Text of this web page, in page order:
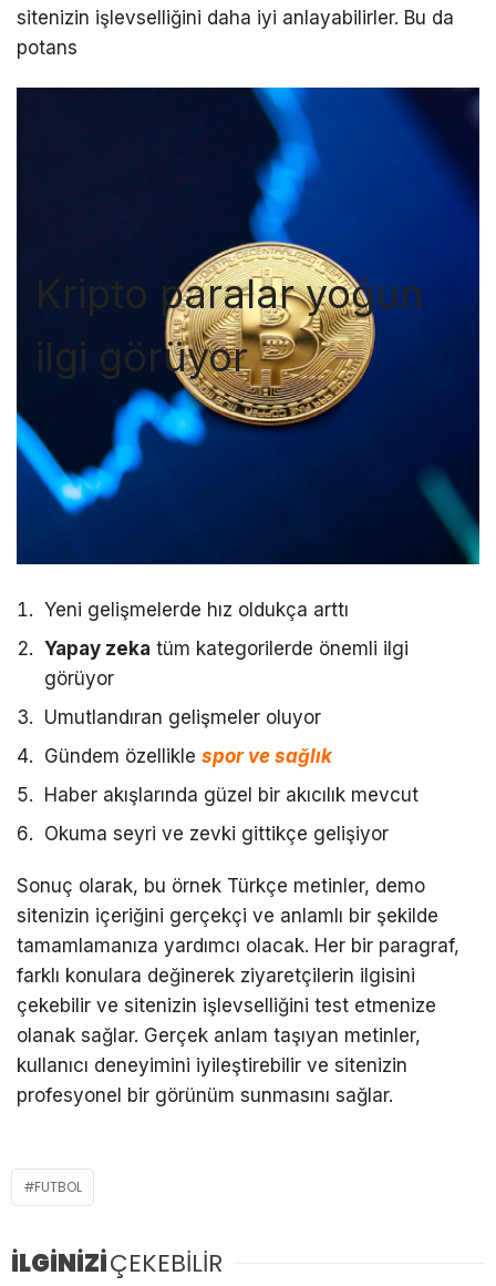
sitenizin işlevselliğini daha iyi anlayabilirler. Bu da
potans
Kripto paralar yoğun
ilgi görüyor
Yeni gelişmelerde hız oldukça arttı
Yapay zeka tüm kategorilerde önemli ilgi
görüyor
Umutlandıran gelişmeler oluyor
Gündem özellikle spor ve sağlık
Haber akışlarında güzel bir akıcılık mevcut
Okuma seyri ve zevki gittikçe gelişiyor
Sonuç olarak, bu örnek Türkçe metinler, demo
sitenizin içeriğini gerçekçi ve anlamlı bir şekilde
tamamlamanıza yardımcı olacak. Her bir paragraf,
farklı konulara değinerek ziyaretçilerin ilgisini
çekebilir ve sitenizin işlevselliğini test etmenize
olanak sağlar. Gerçek anlam taşıyan metinler,
kullanıcı deneyimini iyileştirebilir ve sitenizin
profesyonel bir görünüm sunmasını sağlar.
FUTBOL
İLGİNİZİÇEKEBİLİR